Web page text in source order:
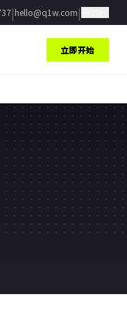
|hello@q1w.com|
立即开始